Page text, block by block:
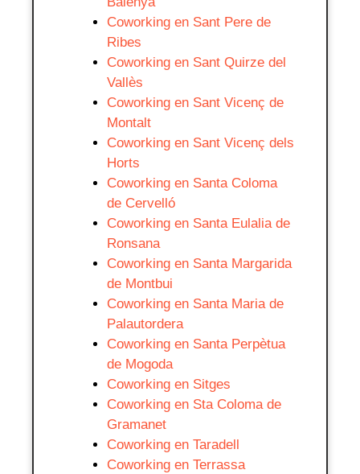
Coworking en Sant Pere de
Ribes
Coworking en Sant Quirze del
Vallès
Coworking en Sant Vicenç de
Montalt
Coworking en Sant Vicenç dels
Horts
Coworking en Santa Coloma
de Cervelló
Coworking en Santa Eulalia de
Ronsana
Coworking en Santa Margarida
de Montbui
Coworking en Santa Maria de
Palautordera
Coworking en Santa Perpètua
de Mogoda
Coworking en Sitges
Coworking en Sta Coloma de
Gramanet
Coworking en Taradell
Coworking en Terrassa